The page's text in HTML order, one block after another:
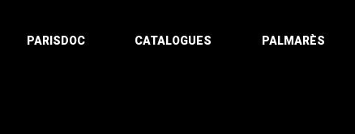
PARISDOC CATALOGUES PALMARÈS